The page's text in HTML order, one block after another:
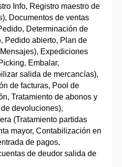
Info, Registro maestro de
Documentos de ventas
Determinación de
Pedido abierto, Plan de
Expediciones
Embalar,
salida de mercancías),
de facturas, Pool de
Tratamiento de abonos y
devoluciones),
(Tratamiento partidas
mayor, Contabilización en
de pagos,
de deudor salida de